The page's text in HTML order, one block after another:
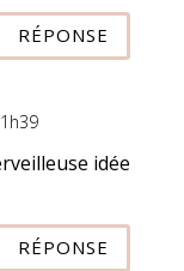
RÉPONSE
idée
RÉPONSE